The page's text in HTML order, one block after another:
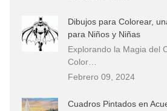
Dibujos para Colorear,
para Niños y Niñas
Explorando la Magia del
Color…
Febrero 09, 2024
Cuadros Pintados en